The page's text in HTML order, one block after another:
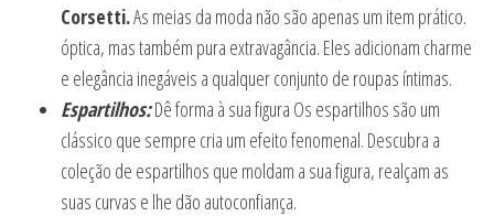
Corsetti.As meias da moda não são apenas um item prático.
óptica, mas também pura extravagância. Eles adicionam charme
e elegância inegáveis a qualquer conjunto de roupas íntimas.
Espartilhos:Dê forma à sua figura Os espartilhos são um
clássico que sempre cria um efeito fenomenal. Descubra a
coleção de espartilhos que moldam a sua figura, realçam as
suas curvas e lhe dão autoconfiança.